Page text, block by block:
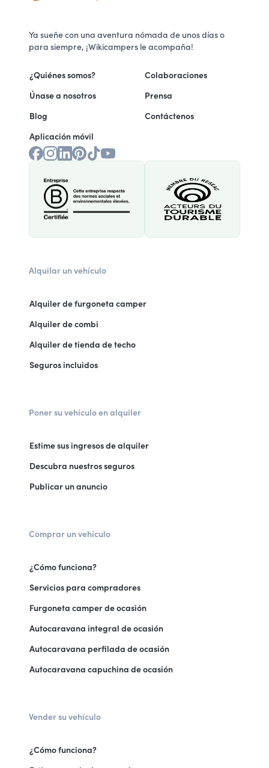
Ya sueñe con una aventura nómada de unos días o
para siempre, ¡Wikicampers le acompaña!
¿Quiénes somos?
Únase a nosotros
Blog
Aplicación móvil
Colaboraciones
Prensa
Contáctenos
Alquilar un vehículo
Alquiler de furgoneta camper
Alquiler de combi
Alquiler de tienda de techo
Seguros incluidos
Poner su vehículo en alquiler
Estime sus ingresos de alquiler
Descubra nuestros seguros
Publicar un anuncio
Comprar un vehículo
¿Cómo funciona?
Servicios para compradores
Furgoneta camper de ocasión
Autocaravana integral de ocasión
Autocaravana perfilada de ocasión
Autocaravana capuchina de ocasión
Vender su vehículo
¿Cómo funciona?